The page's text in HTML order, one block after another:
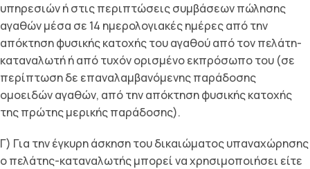
υπηρεσιών ή στις περιπτώσεις συμβάσεων πώλησης
αγαθών μέσα σε 14 ημερολογιακές ημέρες από την
απόκτηση φυσικής κατοχής του αγαθού από τον πελάτη-
καταναλωτή ή από τυχόν ορισμένο εκπρόσωπο του (σε
περίπτωση δε επαναλαμβανόμενης παράδοσης
ομοειδών αγαθών, από την απόκτηση φυσικής κατοχής
της πρώτης μερικής παράδοσης).
Γ) Για την έγκυρη άσκηση του δικαιώματος υπαναχώρησης
ο πελάτης-καταναλωτής μπορεί να χρησιμοποιήσει είτε